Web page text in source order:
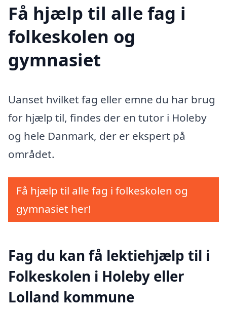
Få hjælp til alle fag i
folkeskolen og
gymnasiet
Uanset hvilket fag eller emne du har brug
for hjælp til, findes der en tutor i Holeby
og hele Danmark, der er ekspert på
området.
Få hjælp til alle fag i folkeskolen og
gymnasiet her!
Fag du kan få lektiehjælp til i
Folkeskolen i Holeby eller
Lolland kommune